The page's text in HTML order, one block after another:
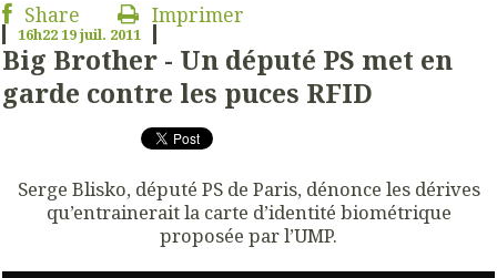
Share Imprimer
16h2219juil. 2011
Big Brother - Un député PS met en
garde contre les puces RFID
Serge Blisko, député PS de Paris, dénonce les dérives
qu’entrainerait la carte d’identité biométrique
proposée par l’UMP.